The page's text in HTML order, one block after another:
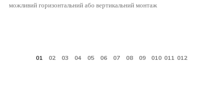
можливий горизонтальний або вертикальний монтаж